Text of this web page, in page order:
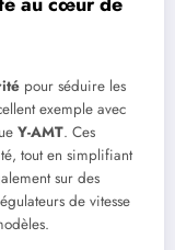
pour séduire les
exemple avec
Y-AMT. Ces
tout en simplifiant
sur des
de vitesse